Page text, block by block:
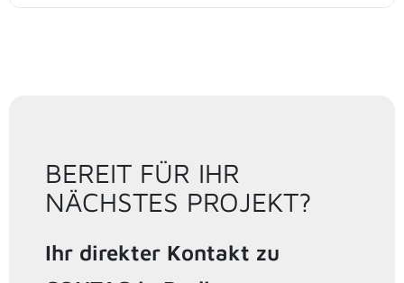
BEREIT FÜR IHR
NÄCHSTES PROJEKT?
Ihr direkter Kontakt zu